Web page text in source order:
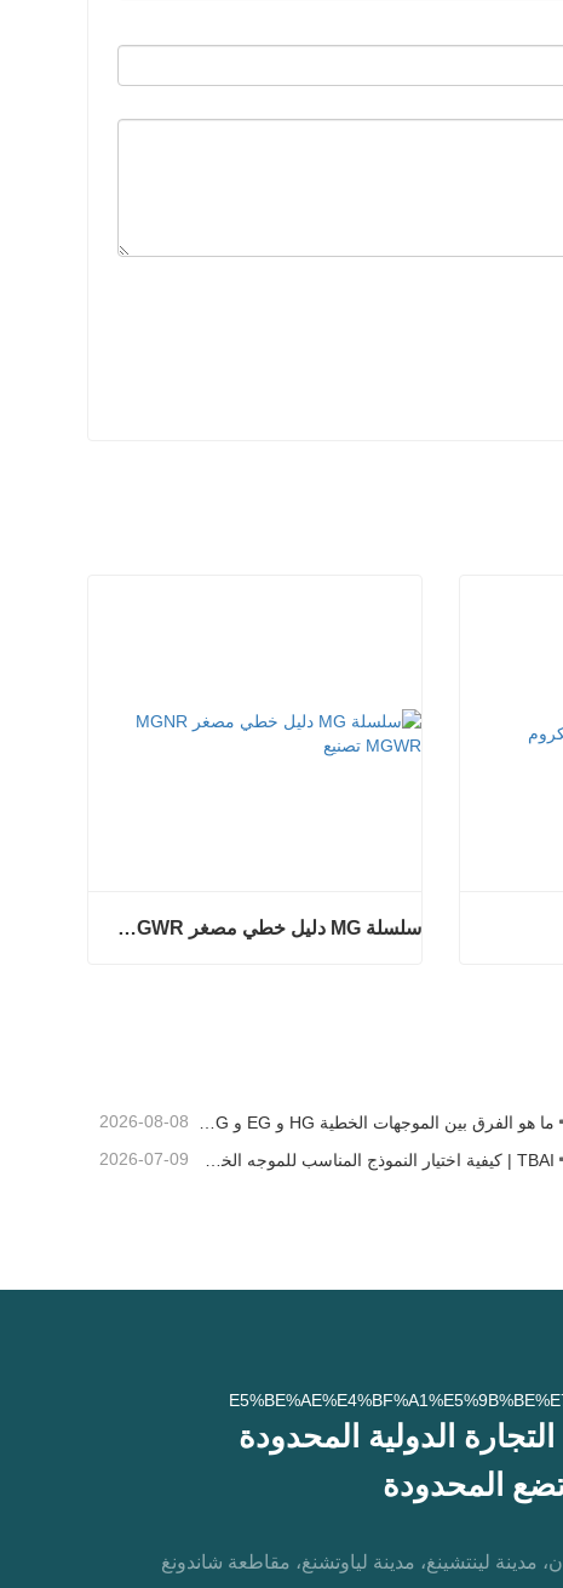
سلسلة MG دليل خطي مصغر MGNR MGWR تصنيع
2026-08-08
TBAI | كيفية اختيار النموذج المناسب للموجه الخطي؟ 2026-07-09
مدينة لينتشينغ، مدينة لياوتشنغ، مقاطعة شاندونغ